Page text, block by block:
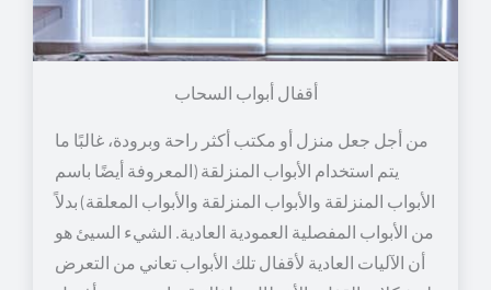
أقفال أبواب السحاب
من أجل جعل منزل أو مكتب أكثر راحة وبرودة، غالبًا ما
يتم استخدام الأبواب المنزلقة (المعروفة أيضًا باسم
الأبواب المنزلقة والأبواب المنزلقة والأبواب المعلقة) بدلاً
من الأبواب المفصلية العمودية العادية. الشيء السيئ هو
أن الآليات العادية لأقفال تلك الأبواب تعاني من التعرض